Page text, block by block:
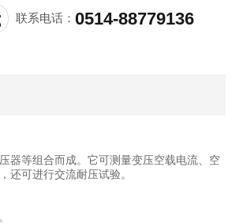
联系电话：0514-88779136
器等组合而成。它可测量变压空载电流、空
还可进行交流耐压试验。